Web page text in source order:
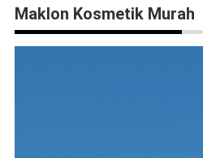
Maklon Kosmetik Murah